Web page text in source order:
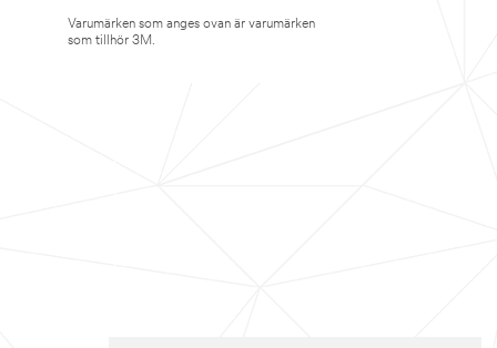
Varumärken som anges ovan är varumärken
som tillhör 3M.